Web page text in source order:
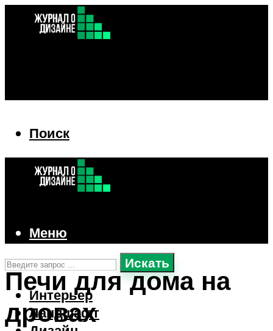
Поиск
Искать
Интерьер
Ландшафт
Меню
Печи для дома на
дровах